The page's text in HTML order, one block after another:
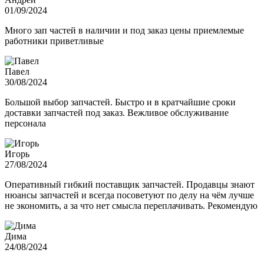
01/09/2024
Много зап частей в наличии и под заказ цены приемлемые
работники приветливые
Павел
30/08/2024
Большой выбор запчастей. Быстро и в кратчайшие сроки
доставки запчастей под заказ. Вежливое обслуживание
персонала
Игорь
27/08/2024
Оперативный гибкий поставщик запчастей. Продавцы знают
нюансы запчастей и всегда посоветуют по делу на чём лучше
не экономить, а за что нет смысла переплачивать. Рекомендую
Дима
24/08/2024